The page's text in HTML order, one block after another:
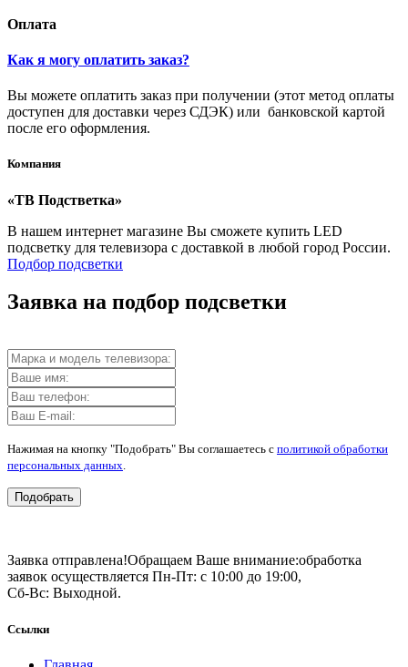
Оплата
Как я могу оплатить заказ?
Вы можете оплатить заказ при получении (этот метод оплаты
доступен для доставки через СДЭК) или банковской картой
после его оформления.
Компания
«ТВ Подстветка»
В нашем интернет магазине Вы сможете купить LED
подсветку для телевизора с доставкой в любой город России.
Подбор подсветки
Заявка на подбор подсветки
Нажимая на кнопку "Подобрать" Вы соглашаетесь с политикой обработки
персональных данных.
Подобрать
Заявка отправлена!Обращаем Ваше внимание:обработка
заявок осуществляется Пн-Пт: с 10:00 до 19:00,
Сб-Вс: Выходной.
Ссылки